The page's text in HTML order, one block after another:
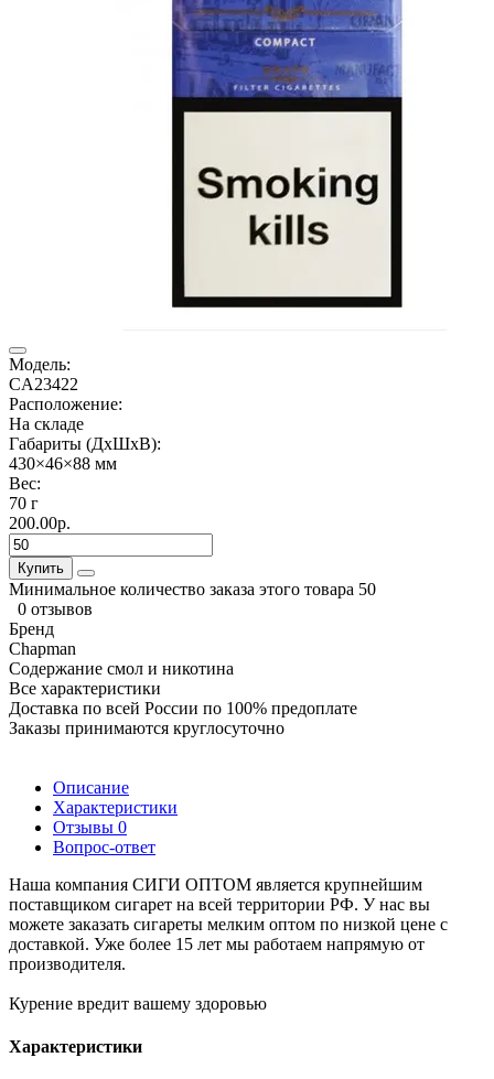
Модель:
CA23422
Расположение:
На складе
Габариты (ДхШхВ):
430×46×88 мм
Вес:
70 г
200.00р.
Купить
Минимальное количество заказа этого товара 50
0 отзывов
Бренд
Chapman
Содержание смол и никотина
Все характеристики
Доставка по всей России по 100% предоплате
Заказы принимаются круглосуточно
Описание
Характеристики
Отзывы 0
Вопрос-ответ
Наша компания СИГИ ОПТОМ является крупнейшим
поставщиком сигарет на всей территории РФ. У нас вы
можете заказать сигареты мелким оптом по низкой цене с
доставкой. Уже более 15 лет мы работаем напрямую от
производителя.
Курение вредит вашему здоровью
Характеристики